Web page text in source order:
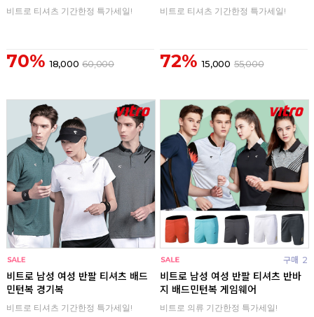
비트로 티셔츠 기간한정 특가세일!
70% 18,000 60,000
비트로 티셔츠 기간한정 특가세일!
72% 15,000 55,000
비트로 남성 여성 반팔 티셔츠 배드
민턴복 경기복
비트로 티셔츠 기간한정 특가세일!
구매 2
비트로 남성 여성 반팔 티셔츠 반바
지 배드민턴복 게임웨어
비트로 의류 기간한정 특가세일!